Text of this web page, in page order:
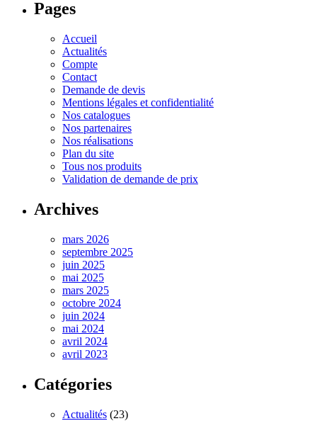
Pages
Accueil
Actualités
Compte
Contact
Demande de devis
Mentions légales et confidentialité
Nos catalogues
Nos partenaires
Nos réalisations
Plan du site
Tous nos produits
Validation de demande de prix
Archives
mars 2026
septembre 2025
juin 2025
mai 2025
mars 2025
octobre 2024
juin 2024
mai 2024
avril 2024
avril 2023
Catégories
Actualités (23)